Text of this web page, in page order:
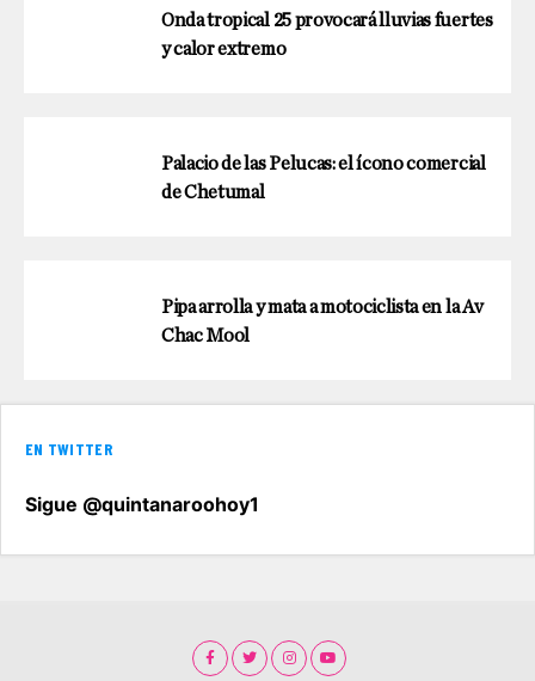
Onda tropical 25 provocará lluvias fuertes
y calor extremo
Palacio de las Pelucas: el ícono comercial
de Chetumal
Pipa arrolla y mata a motociclista en la Av
Chac Mool
EN TWITTER
Sigue @quintanaroohoy1